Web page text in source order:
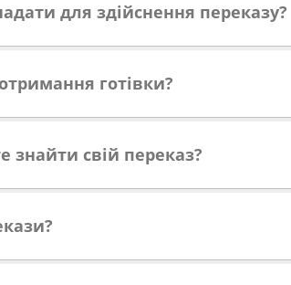
для здійснення переказу?
готівки?
свій переказ?